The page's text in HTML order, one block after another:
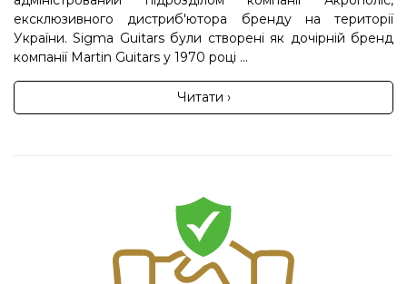
ексклюзивного дистриб'ютора бренду на території
України. Sigma Guitars були створені як дочірній бренд
компанії Martin Guitars у 1970 році ...
Читати ›